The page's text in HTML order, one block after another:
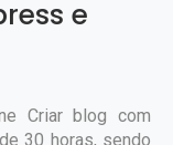
e
Criar blog com
30 horas, sendo